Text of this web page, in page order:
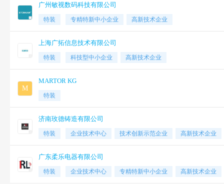
广州敏视数码科技有限公司
特装 专精特新中小企业 高新技术企业
上海广拓信息技术有限公司
特装 科技型中小企业 高新技术企业
M
MARTOR KG
特装
济南玫德铸造有限公司
特装 企业技术中心 技术创新示范企业 高新技术企业
广东柔乐电器有限公司
特装 企业技术中心 专精特新中小企业 高新技术企业